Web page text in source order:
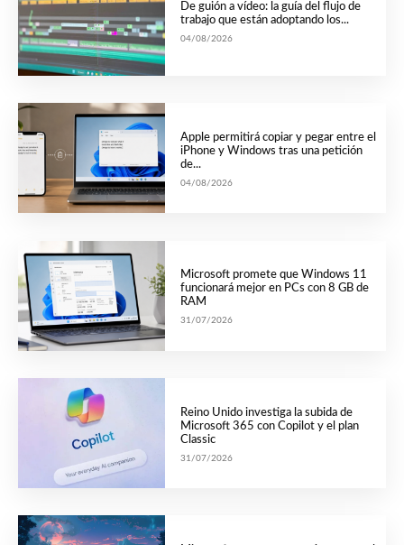
De guión a vídeo: la guía del flujo de
trabajo que están adoptando los...
04/08/2026
Apple permitirá copiar y pegar entre el
iPhone y Windows tras una petición
de...
04/08/2026
Microsoft promete que Windows 11
funcionará mejor en PCs con 8 GB de
RAM
31/07/2026
Reino Unido investiga la subida de
Microsoft 365 con Copilot y el plan
Classic
31/07/2026